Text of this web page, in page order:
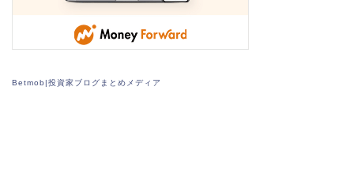
Betmob|投資家ブログまとめメディア